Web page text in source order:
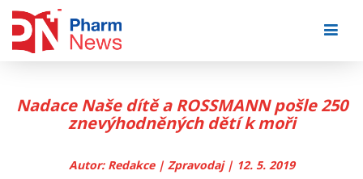
Nadace Naše dítě a ROSSMANN pošle 250
znevýhodněných dětí k moři
Autor: Redakce | Zpravodaj | 12. 5. 2019